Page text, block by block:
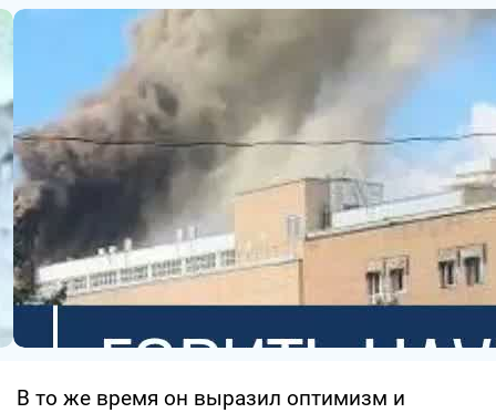
В то же время он выразил оптимизм и